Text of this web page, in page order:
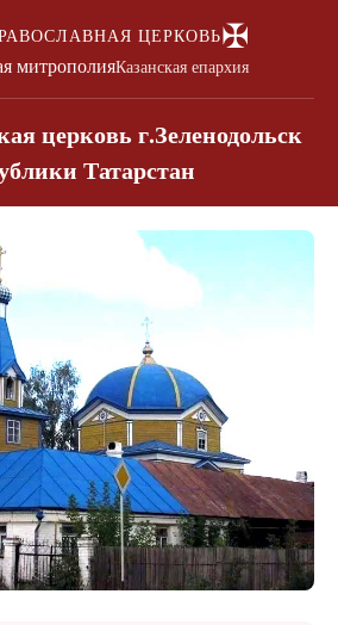
ЦЕРКОВЬ✠
митрополияКазанская епархия
церковь г.Зеленодольск
Татарстан